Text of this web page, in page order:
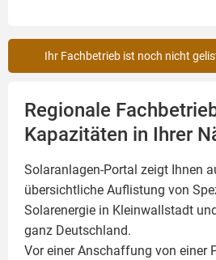
Ihr Fachbetrieb ist noch nicht
Regionale
Kapazitäten in Ihrer
Solaranlagen-Portal zeigt Ihnen
übersichtliche Auflistung von
Solarenergie in Kleinwallstadt
ganz Deutschland.
Vor einer Anschaffung von einer